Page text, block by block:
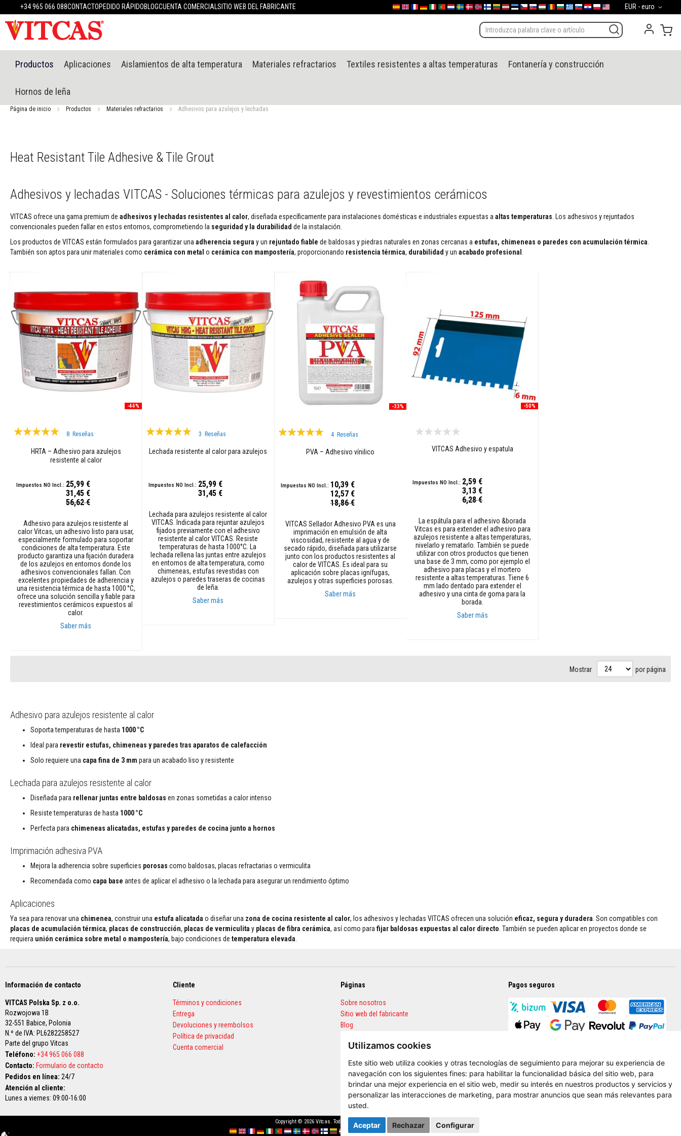
Utilizamos cookies
Este sitio web utiliza cookies y otras tecnologías de seguimiento para mejorar su experiencia de
navegación con los siguientes fines: para habilitar la funcionalidad básica del sitio web, para
brindar una mejor experiencia en el sitio web, medir su interés en nuestros productos y servicios y
personalizar las interacciones de marketing, para mostrar anuncios que sean más relevantes para
usted.
Aceptar Rechazar Configurar
+34 965 066 088CONTACTOPEDIDO RÁPIDOBLOGCUENTA COMERCIALSITIO WEB DEL FABRICANTE
al
Moneda
EUR - euro
Español
English (UK)
FranceDeutschland
ItaliaPortugal
Nederland
Sverige
Danmark
NorgeSuomiLietuva
LatvijaEestiČeskoSlovensko
Magyarország
România
България
Ελλάδα
Slovenija
Hrvatska
PolskaEnglish (US)
Mi
Productos
Materiales
refractarios
Masillas
Sistema
resistente
calor
cementos
temperaturas
Adhesivos
para
azulejos
estufas
chimeneas
Pinturas
resistentes
temperaturas
Adhesivos
Refractarios
circonio
Revestimientos
refractarios
Materiales
resistentes
Compuestos
reparadores
refractarios
Ladrillos
refractarios
Ladrillos
refractario
repuesto
Ladrillos
refractarios
refractarios
antácidos
Textiles
altas
Cuerdas
térmicas
resistentes
fuego
Cintas
aislantes
térmicas
Chaquetas
de
aislamiento
Fundas
Productos Aplicaciones Aislamientos de alta temperatura Materiales refractarios Textiles resistentes a altas temperaturas Fontanería y construcción
Hornos de leña
Página de inicio Productos Materiales refractarios Adhesivos para azulejos y lechadas
Heat Resistant Tile Adhesive & Tile Grout
Adhesivos y lechadas VITCAS - Soluciones térmicas para azulejos y revestimientos cerámicos
VITCAS ofrece una gama premium de adhesivos y lechadas resistentes al calor, diseñada específicamente para instalaciones domésticas e industriales expuestas a altas temperaturas . Los adhesivos y rejuntados
convencionales pueden fallar en estos entornos, comprometiendo la seguridad y la durabilidad de la instalación.
Los productos de VITCAS están formulados para garantizar una adherencia segura y un rejuntado fiable de baldosas y piedras naturales en zonas cercanas a estufas, chimeneas o paredes con acumulación térmica
También son aptos para unir materiales como cerámica con metal o cerámica con mampostería, proporcionando resistencia térmica, durabilidad y un acabado profesional
-44%
Valoración:
8 Reseñas
HRTA – Adhesivo para azulejos
resistente al calor
31,45 €
25,99 €
56,62 €
Adhesivo para azulejos resistente al
calor Vitcas, un adhesivo listo para usar,
especialmente formulado para soportar
condiciones de alta temperatura. Este
producto garantiza una fijación duradera
de los azulejos en entornos donde los
adhesivos convencionales fallan. Con
excelentes propiedades de adherencia y
una resistencia térmica de hasta 1000 °C,
ofrece una solución sencilla y fiable para
revestimientos cerámicos expuestos al
calor.
Saber más
Valoración:
3 Reseñas
Lechada resistente al calor para azulejos
31,45 €
25,99 €
Lechada para azulejos resistente al calor
VITCAS. Indicada para rejuntar azulejos
fijados previamente con el adhesivo
resistente al calor VITCAS. Resiste
temperaturas de hasta 1000°C. La
lechada rellena las juntas entre azulejos
en entornos de alta temperatura, como
chimeneas, estufas revestidas con
azulejos o paredes traseras de cocinas
de leña.
Saber más
-33%
Valoración:
4 Reseñas
PVA – Adhesivo vínilico
12,57 €
10,39 €
18,86 €
VITCAS Sellador Adhesivo PVA es una
imprimación en emulsión de alta
viscosidad, resistente al agua y de
secado rápido, diseñada para utilizarse
junto con los productos resistentes al
calor de VITCAS. Es ideal para su
aplicación sobre placas ignífugas,
azulejos y otras superficies porosas.
Saber más
-50%
VITCAS Adhesivo y espatula
3,13 €
2,59 €
6,28 €
La espátula para el adhesivo &borada
Vitcas es para extender el adhesivo para
azulejos resistente a altas temperaturas,
nivelarlo y rematarlo. También se puede
utilizar con otros productos que tienen
una base de 3 mm, como por ejemplo el
adhesivo para placas y el mortero
resistente a altas temperaturas. Tiene 6
mm lado dentado para extender el
adhesivo y una cinta de goma para la
borada.
Saber más
Mostrar por página
Adhesivo para azulejos resistente al calor
Soporta temperaturas de hasta 1000 °C
Ideal para revestir estufas, chimeneas y paredes tras aparatos de calefacción
Solo requiere una capa fina de 3 mm para un acabado liso y resistente
Lechada para azulejos resistente al calor
Diseñada para rellenar juntas entre baldosas en zonas sometidas a calor intenso
Resiste temperaturas de hasta 1000 °C
Perfecta para chimeneas alicatadas, estufas y paredes de cocina junto a hornos
Imprimación adhesiva PVA
Mejora la adherencia sobre superficies porosas como baldosas, placas refractarias o vermiculita
Recomendada como capa base antes de aplicar el adhesivo o la lechada para asegurar un rendimiento óptimo
Aplicaciones
Ya sea para renovar una chimenea, construir una estufa alicatada o diseñar una zona de cocina resistente al calor, los adhesivos y lechadas VITCAS ofrecen una solución eficaz, segura y duradera . Son compatibles con
placas de acumulación térmica, placas de construcción, placas de vermiculita y placas de fibra cerámica, así como para fijar baldosas expuestas al calor directo . También se pueden aplicar en proyectos donde se
requiera unión cerámica sobre metal o mampostería, bajo condiciones de temperatura elevada
Información de contacto
VITCAS Polska Sp. z o.o.
Rozwojowa 1B
32-551 Babice, Polonia
N.º de IVA: PL6282258527
Parte del grupo Vitcas
Teléfono: +34 965 066 088
Contacto: Formulario de contacto
Pedidos en línea: 24/7
Atención al cliente:
Lunes a viernes: 09:00-16:00
Cliente
Términos y condiciones
Entrega
Devoluciones y reembolsos
Política de privacidad
Cuenta comercial
Páginas
Sobre nosotros
Sitio web del fabricante
Blog
Calculadora de cantidades
Pagos seguros
Copyright © 2026 Vitcas. Todos los derechos reservados.